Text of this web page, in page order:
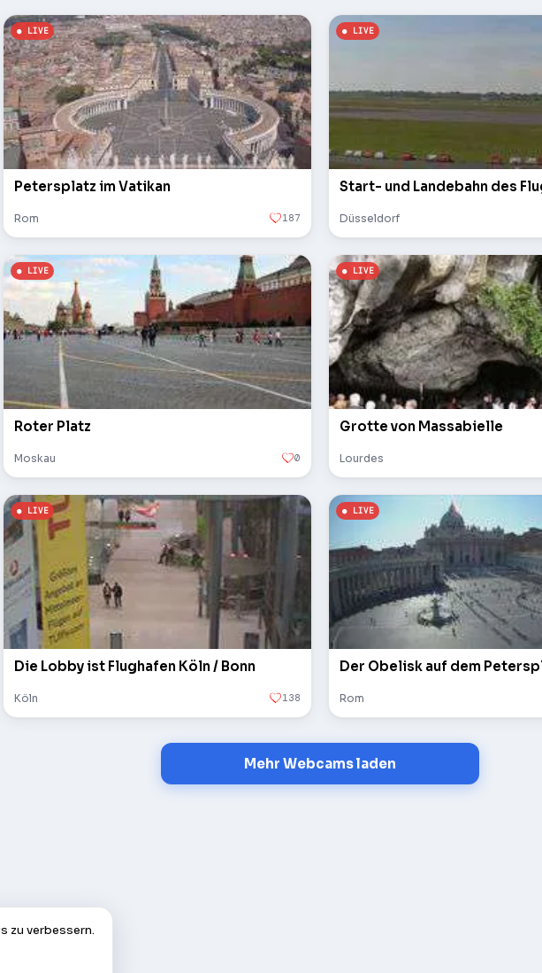
Petersplatz im Vatikan
Rom 187
Start- und Landebahn des
Düsseldorf
Roter Platz
Moskau 0
Grotte von Massabielle
Lourdes
Die Lobby ist Flughafen Köln / Bonn
Köln 138 Rom
Mehr Webcams laden
zu verbessern.